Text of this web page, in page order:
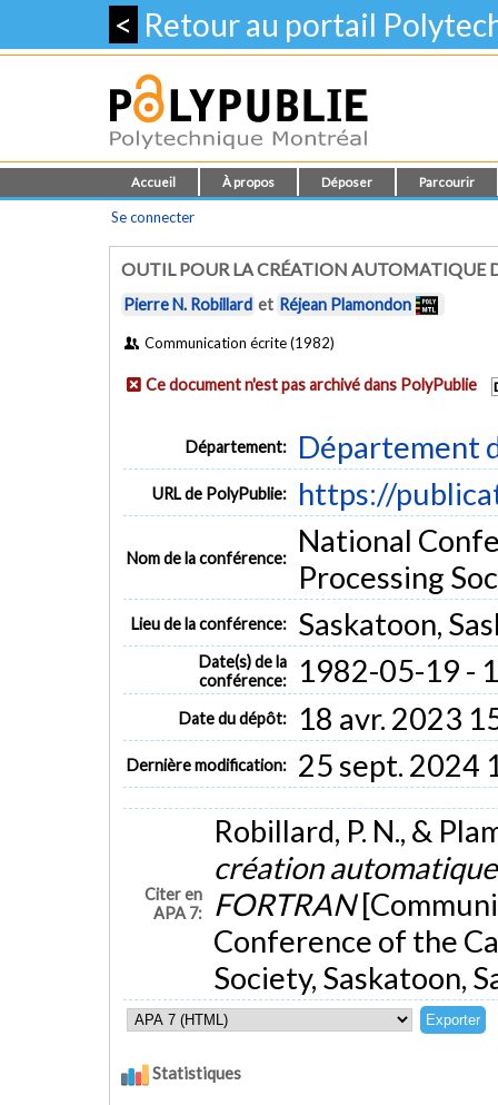
< Retour au portail
Accueil À propos Déposer Parcourir
Se connecter
OUTIL POUR LA CRÉATION AUTOMATIQUE
Pierre N. Robillard et Réjean Plamondon
Communication écrite (1982)
Ce document n'est pas archivé dans PolyPublie
Département: Département
URL de PolyPublie: https://
Nom de la conférence:
National
Processing
Lieu de la conférence: Saskatoon,
Date(s) de la
conférence:
1982-05-19 -
Date du dépôt: 18 avr. 2023
Dernière modification: 25 sept. 2024
Citer en
APA 7:
Robillard, P. N., &
création
FORTRAN
Conference of the
Society, Saskatoon,
Statistiques